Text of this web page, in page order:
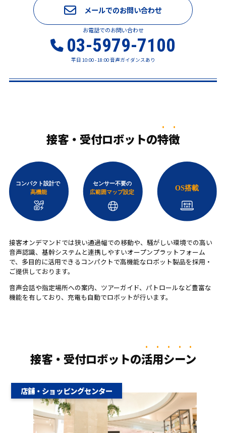
メールでのお問い合わせ
お電話でのお問い合わせ
03-5979-7100
平日 10:00 - 18:00 音声ガイダンスあり
接客・受付ロボットの特徴
接客オンデマンドでは狭い通過幅での移動や、騒がしい環境での高い
音声認識、基幹システムと連携しやすいオープンプラットフォーム
で、多目的に活用できるコンパクトで高機能なロボット製品を採用・
ご提供しております。
音声会話や指定場所への案内、ツアーガイド、パトロールなど豊富な
機能を有しており、充電も自動でロボットが行います。
接客・受付ロボットの活用シーン
店舗・ショッピングセンター